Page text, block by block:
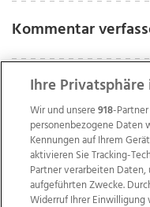
Kommentar
Ihre
Wir und unsere918-
personenbezogene Daten
Kennungen auf Ihrem
aktivieren Sie Tracking-
Partner verarbeiten
aufgeführten Zwecke.
Widerruf Ihrer Einwilligung